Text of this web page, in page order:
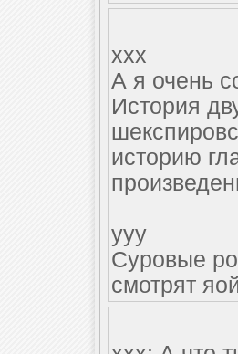
xxx
А я очень
История
историю
yyy
Суровые
смотрят